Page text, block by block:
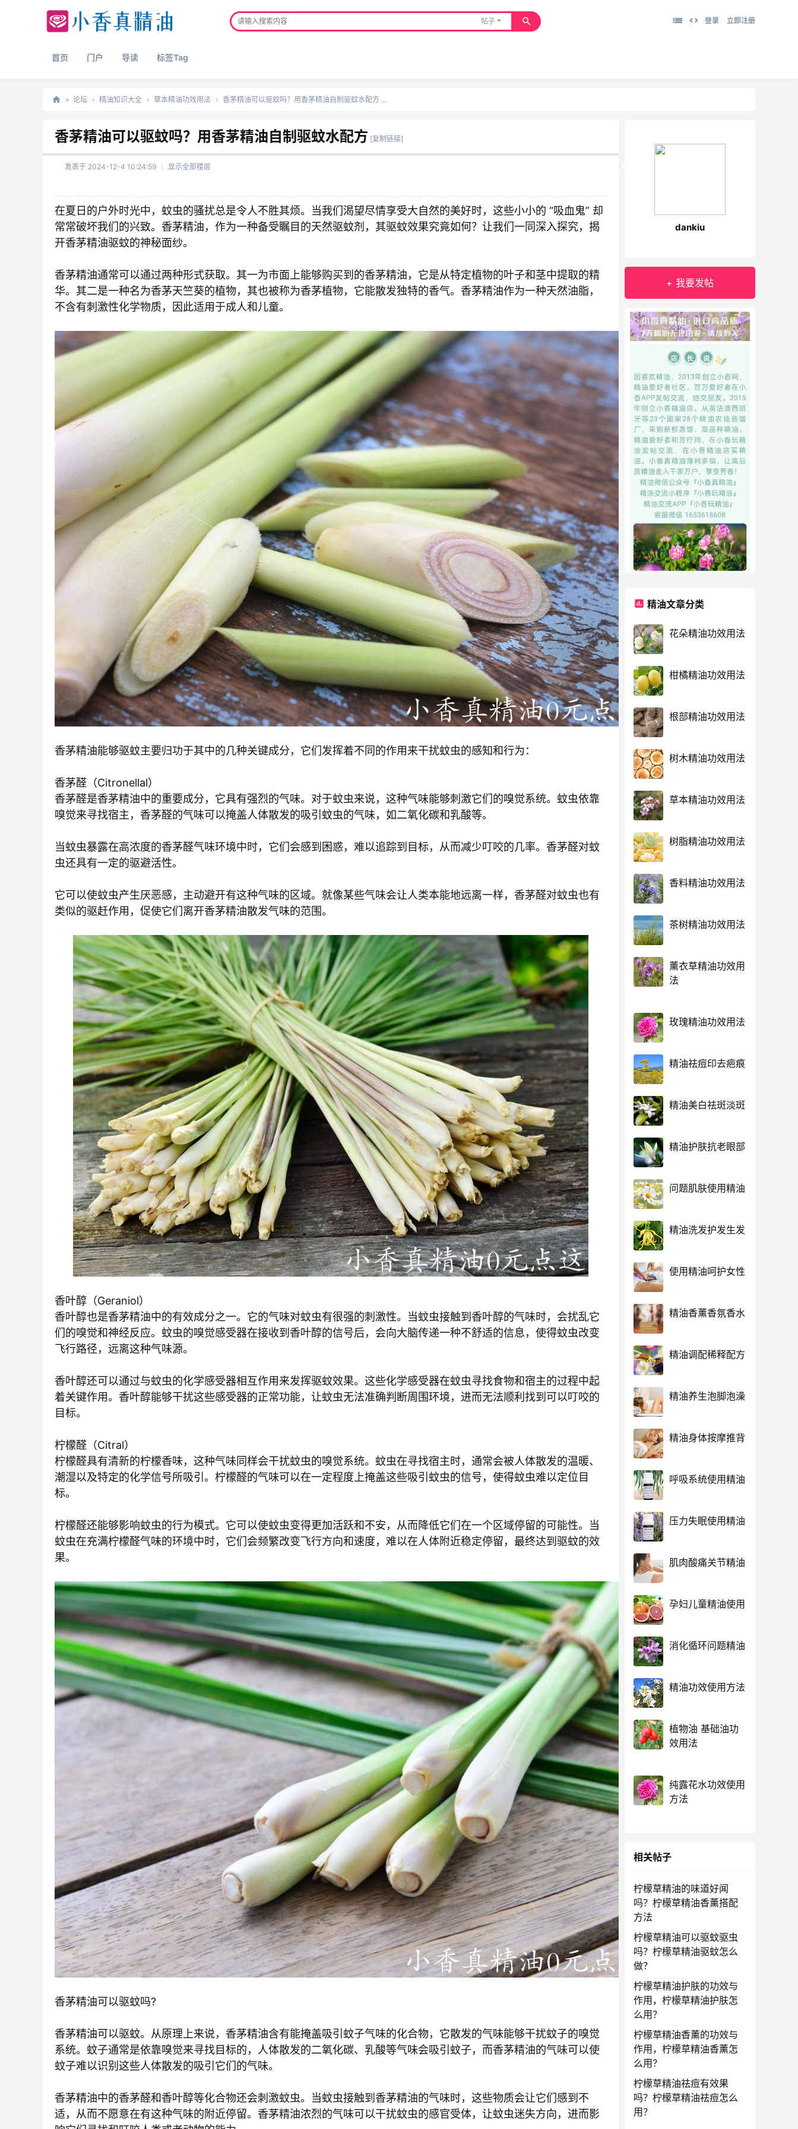
帖子 登录 立即注册
首页 门户 导读 标签Tag
品
» 论坛 › 精油知识大全 › 草本精油功效用法 › 香茅精油可以驱蚊吗？用香茅精油自制驱蚊水配方 ...
香茅精油可以驱蚊吗？用香茅精油自制驱蚊水配方 [复制链接]
发表于 2024-12-4 10:24:59 显示全部楼层
在夏日的户外时光中，蚊虫的骚扰总是令人不胜其烦。当我们渴望尽情享受大自然的美好时，这些小小的 “吸血鬼” 却
常常破坏我们的兴致。香茅精油，作为一种备受瞩目的天然驱蚊剂，其驱蚊效果究竟如何？让我们一同深入探究，揭
开香茅精油驱蚊的神秘面纱。
香茅精油通常可以通过两种形式获取。其一为市面上能够购买到的香茅精油，它是从特定植物的叶子和茎中提取的精
华。其二是一种名为香茅天竺葵的植物，其也被称为香茅植物，它能散发独特的香气。香茅精油作为一种天然油脂，
不含有刺激性化学物质，因此适用于成人和儿童。
香茅精油能够驱蚊主要归功于其中的几种关键成分，它们发挥着不同的作用来干扰蚊虫的感知和行为：
香茅醛（Citronellal）
香茅醛是香茅精油中的重要成分，它具有强烈的气味。对于蚊虫来说，这种气味能够刺激它们的嗅觉系统。蚊虫依靠
嗅觉来寻找宿主，香茅醛的气味可以掩盖人体散发的吸引蚊虫的气味，如二氧化碳和乳酸等。
当蚊虫暴露在高浓度的香茅醛气味环境中时，它们会感到困惑，难以追踪到目标，从而减少叮咬的几率。香茅醛对蚊
虫还具有一定的驱避活性。
它可以使蚊虫产生厌恶感，主动避开有这种气味的区域。就像某些气味会让人类本能地远离一样，香茅醛对蚊虫也有
类似的驱赶作用，促使它们离开香茅精油散发气味的范围。
香叶醇（Geraniol）
香叶醇也是香茅精油中的有效成分之一。它的气味对蚊虫有很强的刺激性。当蚊虫接触到香叶醇的气味时，会扰乱它
们的嗅觉和神经反应。蚊虫的嗅觉感受器在接收到香叶醇的信号后，会向大脑传递一种不舒适的信息，使得蚊虫改变
飞行路径，远离这种气味源。
香叶醇还可以通过与蚊虫的化学感受器相互作用来发挥驱蚊效果。这些化学感受器在蚊虫寻找食物和宿主的过程中起
着关键作用。香叶醇能够干扰这些感受器的正常功能，让蚊虫无法准确判断周围环境，进而无法顺利找到可以叮咬的
目标。
柠檬醛（Citral）
柠檬醛具有清新的柠檬香味，这种气味同样会干扰蚊虫的嗅觉系统。蚊虫在寻找宿主时，通常会被人体散发的温暖、
潮湿以及特定的化学信号所吸引。柠檬醛的气味可以在一定程度上掩盖这些吸引蚊虫的信号，使得蚊虫难以定位目
标。
柠檬醛还能够影响蚊虫的行为模式。它可以使蚊虫变得更加活跃和不安，从而降低它们在一个区域停留的可能性。当
蚊虫在充满柠檬醛气味的环境中时，它们会频繁改变飞行方向和速度，难以在人体附近稳定停留，最终达到驱蚊的效
果。
香茅精油可以驱蚊吗?
香茅精油可以驱蚊。从原理上来说，香茅精油含有能掩盖吸引蚊子气味的化合物，它散发的气味能够干扰蚊子的嗅觉
系统。蚊子通常是依靠嗅觉来寻找目标的，人体散发的二氧化碳、乳酸等气味会吸引蚊子，而香茅精油的气味可以使
蚊子难以识别这些人体散发的吸引它们的气味。
香茅精油中的香茅醛和香叶醇等化合物还会刺激蚊虫。当蚊虫接触到香茅精油的气味时，这些物质会让它们感到不
适，从而不愿意在有这种气味的附近停留。香茅精油浓烈的气味可以干扰蚊虫的感官受体，让蚊虫迷失方向，进而影
dankiu
+ 我要发帖
精油文章分类
花朵精油功效用法
柑橘精油功效用法
根部精油功效用法
树木精油功效用法
草本精油功效用法
树脂精油功效用法
香料精油功效用法
茶树精油功效用法
薰衣草精油功效用
法
玫瑰精油功效用法
精油祛痘印去疤痕
精油美白祛斑淡斑
精油护肤抗老眼部
问题肌肤使用精油
精油洗发护发生发
使用精油呵护女性
精油香薰香氛香水
精油调配稀释配方
精油养生泡脚泡澡
精油身体按摩推背
呼吸系统使用精油
压力失眠使用精油
肌肉酸痛关节精油
孕妇儿童精油使用
消化循环问题精油
精油功效使用方法
植物油 基础油功
效用法
纯露花水功效使用
方法
相关帖子
柠檬草精油的味道好闻
吗？柠檬草精油香薰搭配
方法
柠檬草精油可以驱蚊驱虫
吗？柠檬草精油驱蚊怎么
做？
柠檬草精油护肤的功效与
作用，柠檬草精油护肤怎
么用？
柠檬草精油香薰的功效与
作用，柠檬草精油香薰怎
么用？
柠檬草精油祛痘有效果
吗？柠檬草精油祛痘怎么
用？